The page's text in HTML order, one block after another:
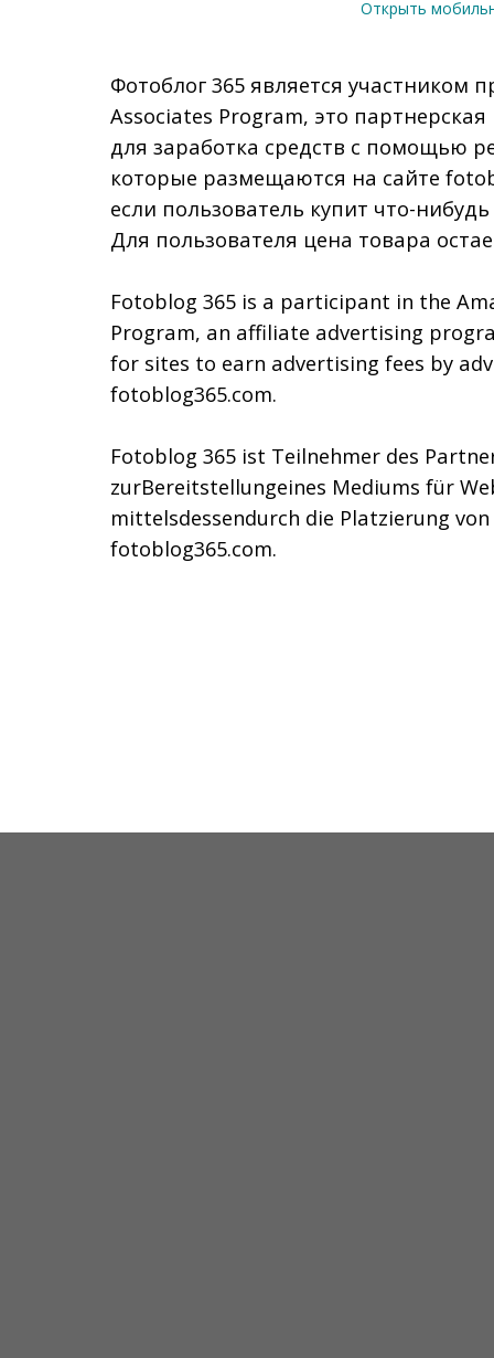
Открыть
Фотоблог 365 является участником
Associates Program, это
для заработка средств с помощью
которые размещаются на сайте
если пользователь купит что-
Для пользователя цена товара
Fotoblog 365 is a participant in the
Program, an affiliate advertising
for sites to earn advertising fees by
fotoblog365.com.
Fotoblog 365 ist Teilnehmer des
zurBereitstellungeines Mediums für
mittelsdessendurch die Platzierung
fotoblog365.com.